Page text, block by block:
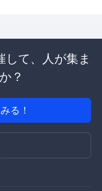
て、人が集ま
？
る！